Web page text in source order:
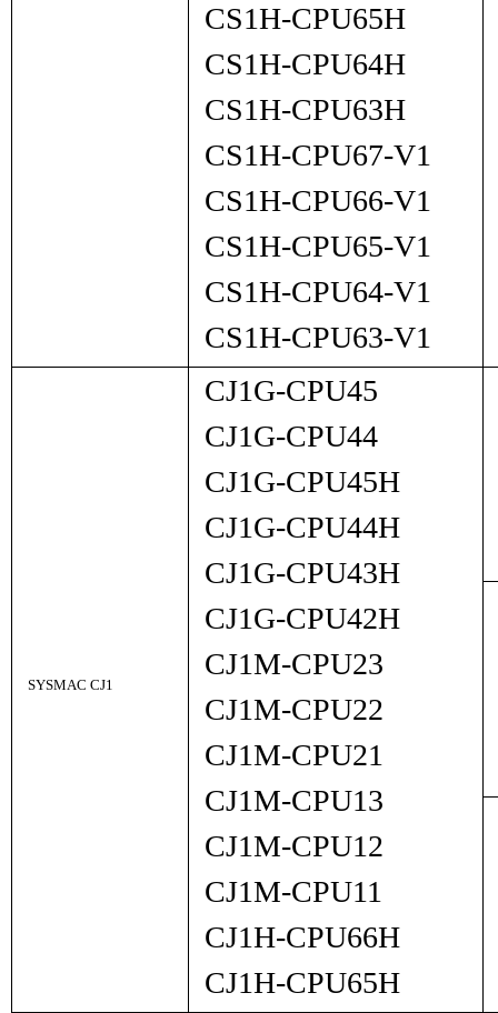
CS1H-CPU65H
CS1H-CPU64H
CS1H-CPU63H
CS1H-CPU67-V1
CS1H-CPU66-V1
CS1H-CPU65-V1
CS1H-CPU64-V1
CS1H-CPU63-V1
SYSMAC CJ1
CJ1G-CPU45
CJ1G-CPU44
CJ1G-CPU45H
CJ1G-CPU44H
CJ1G-CPU43H
CJ1G-CPU42H
CJ1M-CPU23
CJ1M-CPU22
CJ1M-CPU21
CJ1M-CPU13
CJ1M-CPU12
CJ1M-CPU11
CJ1H-CPU66H
CJ1H-CPU65H